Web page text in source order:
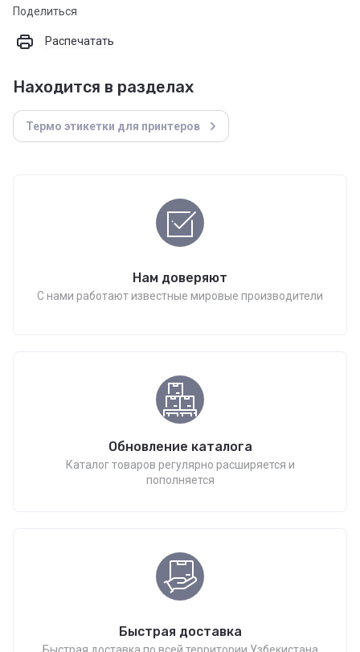
Поделиться
Распечатать
Находится в разделах
Термо этикетки для принтеров
Нам доверяют
С нами работают известные мировые производители
Обновление каталога
Каталог товаров регулярно расширяется и
пополняется
Быстрая доставка
Быстрая доставка по всей территории Узбекистана